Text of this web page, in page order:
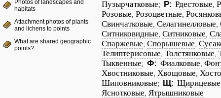
Photos of landscapes and
habitats
Attachment photos of plants
and lichens to points
What are shared geographic
points?
Пузырчатковые; Р: Рдестовые
Розовые Розоцветные
Свинчатковые Селагинелловые
Ситниковидные Ситниковые
Спаржевые Спорышевые
Телиптерисовые Толстянковые
Тыквенные; Ф: Фиалковые
Хвостниковые Хвощовые
Шиповниковые; Щ: Щирицевые
Яснотковые Ятрышниковые